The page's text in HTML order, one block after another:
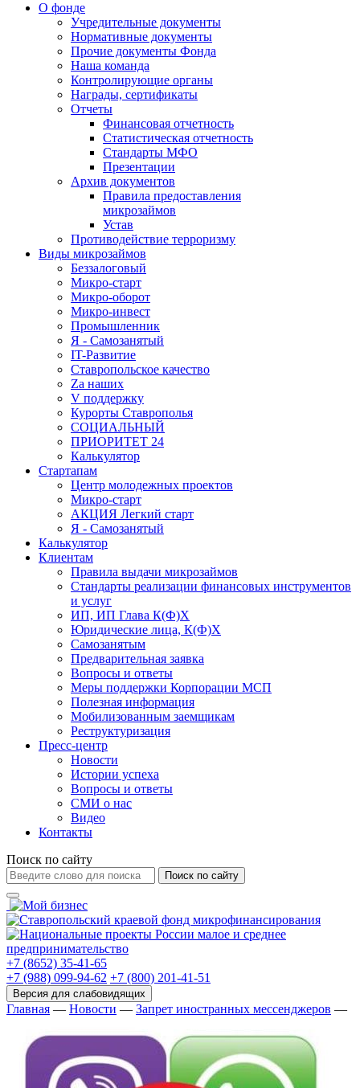
О фонде
Учредительные документы
Нормативные документы
Прочие документы Фонда
Наша команда
Контролирующие органы
Награды, сертификаты
Отчеты
Финансовая отчетность
Статистическая отчетность
Стандарты МФО
Презентации
Архив документов
Правила предоставления
микрозаймов
Устав
Противодействие терроризму
Виды микрозаймов
Беззалоговый
Микро-старт
Микро-оборот
Микро-инвест
Промышленник
Я - Самозанятый
IT-Развитие
Ставропольское качество
Za наших
V поддержку
Курорты Ставрополья
СОЦИАЛЬНЫЙ
ПРИОРИТЕТ 24
Калькулятор
Стартапам
Центр молодежных проектов
Микро-старт
АКЦИЯ Легкий старт
Я - Самозанятый
Калькулятор
Клиентам
Правила выдачи микрозаймов
Стандарты реализации финансовых инструментов
и услуг
ИП, ИП Глава К(Ф)Х
Юридические лица, К(Ф)Х
Самозанятым
Предварительная заявка
Вопросы и ответы
Меры поддержки Корпорации МСП
Полезная информация
Мобилизованным заемщикам
Реструктуризация
Пресс-центр
Новости
Истории успеха
Вопросы и ответы
СМИ о нас
Видео
Контакты
Поиск по сайту
Поиск по сайту
+7 (8652) 35-41-65
+7 (988) 099-94-62 +7 (800) 201-41-51
Главная — Новости — Запрет иностранных мессенджеров —